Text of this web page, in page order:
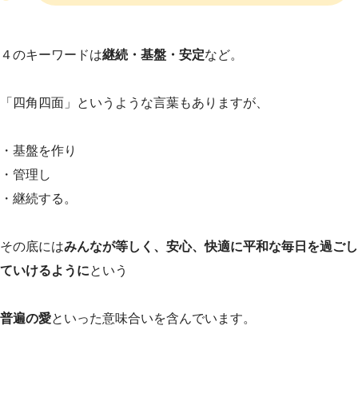
４のキーワードは継続・基盤・安定など。
「四角四面」というような言葉もありますが、
・基盤を作り
・管理し
・継続する。
その底にはみんなが等しく、安心、快適に平和な毎日を過ごし
ていけるようにという
普遍の愛といった意味合いを含んでいます。